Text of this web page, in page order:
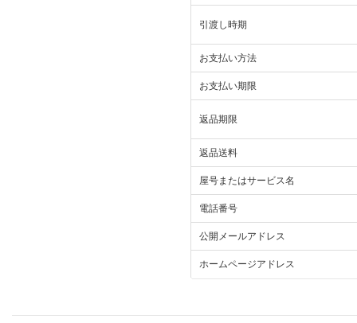
引渡し時期
お支払い方法
お支払い期限
返品期限
返品送料
屋号またはサービス名
電話番号
公開メールアドレス
ホームページアドレス